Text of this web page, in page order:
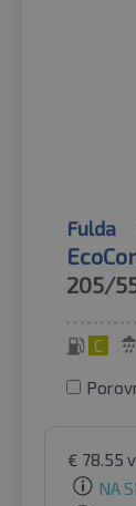
Fulda
205/
C
€ 78.55
NA